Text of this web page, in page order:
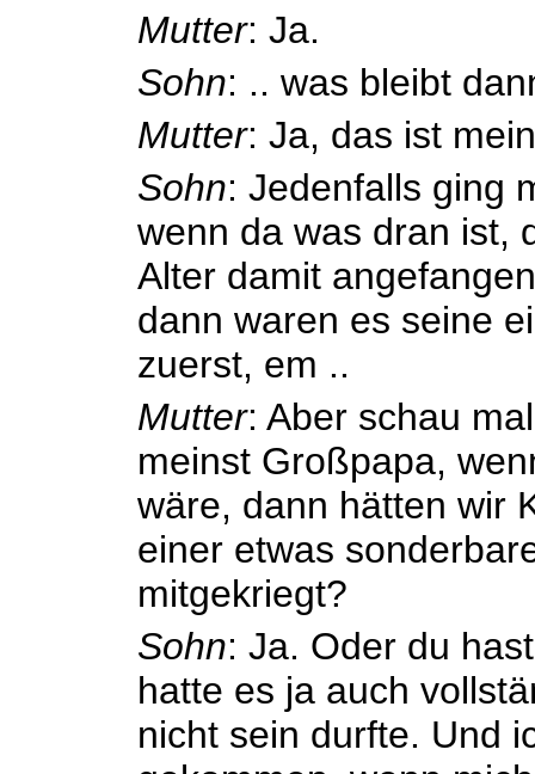
Mutter: Ja.
Sohn: .. was bleibt
Mutter: Ja, das ist
Sohn: Jedenfalls ging
wenn da was dran ist,
Alter damit
dann waren es seine
zuerst, em ..
Mutter: Aber schau
meinst Großpapa,
wäre, dann hätten wir
einer etwas
mitgekriegt?
Sohn: Ja. Oder du
hatte es ja auch
nicht sein durfte. Und